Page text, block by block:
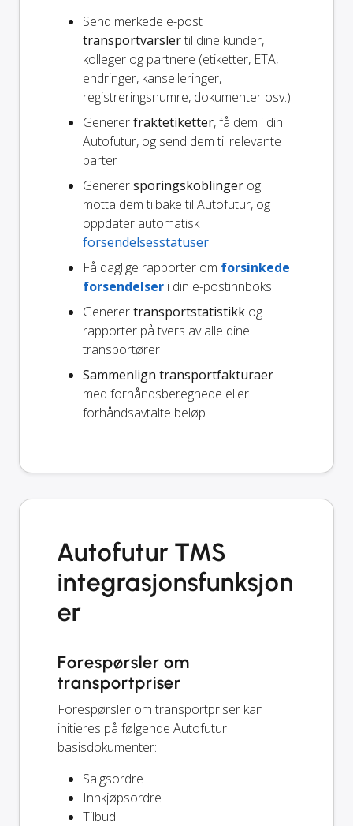
Send merkede e-post
transportvarslertil dine kunder,
kolleger og partnere (etiketter, ETA,
endringer, kanselleringer,
registreringsnumre, dokumenter osv.)
Genererfraktetiketter, få dem i din
Autofutur, og send dem til relevante
parter
Generersporingskoblinger og
motta dem tilbake til Autofutur, og
oppdater automatisk
forsendelsesstatuser
Få daglige rapporter om forsinkede
forsendelser i din e-postinnboks
Generertransportstatistikk og
rapporter på tvers av alle dine
transportører
Sammenlign transportfakturaer
med forhåndsberegnede eller
forhåndsavtalte beløp
Autofutur TMS
integrasjonsfunksjon
er
Forespørsler om
transportpriser
Forespørsler om transportpriser kan
initieres på følgende Autofutur
basisdokumenter:
Salgsordre
Innkjøpsordre
Tilbud